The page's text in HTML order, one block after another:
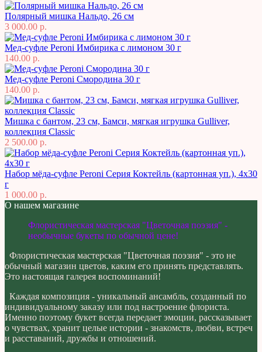
Полярный мишка Нальдо, 26 см
3 000.00 р.
Мед-суфле Peroni Имбирика с лимоном 30 г
140.00 р.
Мед-суфле Peroni Смородина 30 г
140.00 р.
Мишка с бантом, 23 см, Бамси, мягкая игрушка Gulliver,
коллекция Classic
2 500.00 р.
Набор мёда-суфле Peroni Серия Коктейль (картонная уп.), 4х30
г
1 000.00 р.
О нашем магазине
Флористическая мастерская "Цветочная поэзия" -
необычные букеты по обычной цене!
Флористическая мастерская "Цветочная поэзия" - это не
обычный магазин цветов, каким его принять представлять.
Это настоящая галерея воспоминаний!
Каждая композиция - уникальный ансамбль, созданный по
индивидуальному заказу или под настроение флориста.
Именно поэтому букет всегда передает эмоции, рассказывает
о чувствах, хранит целые истории - знакомств, любви, встреч
и расставаний, дружбы и отношений.